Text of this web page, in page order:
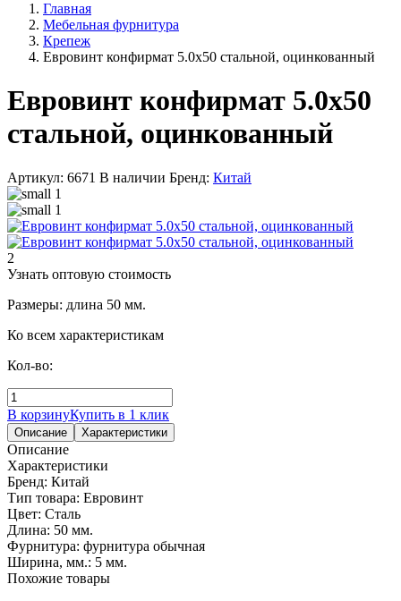
Главная
Мебельная фурнитура
Крепеж
Евровинт конфирмат 5.0х50 стальной, оцинкованный
Евровинт конфирмат 5.0х50
стальной, оцинкованный
Артикул: 6671 В наличии Бренд: Китай
2
Узнать оптовую стоимость
Размеры: длина 50 мм.
Ко всем характеристикам
Кол-во:
В корзинуКупить в 1 клик
Описание Характеристики
Описание
Характеристики
Бренд: Китай
Тип товара: Евровинт
Цвет: Сталь
Длина: 50 мм.
Фурнитура: фурнитура обычная
Ширина, мм.: 5 мм.
Похожие товары